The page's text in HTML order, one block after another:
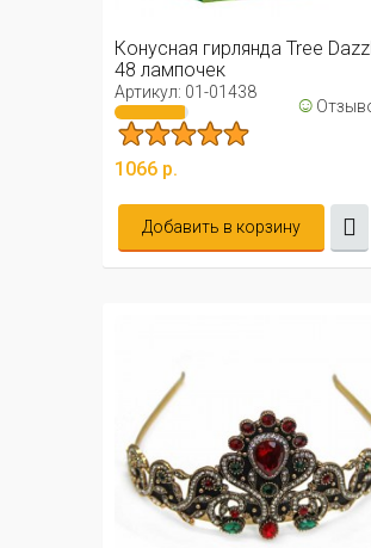
Конусная гирлянда Tree
48 лампочек
Артикул: 01-01438 ☺
1066 р.
Добавить в корзину